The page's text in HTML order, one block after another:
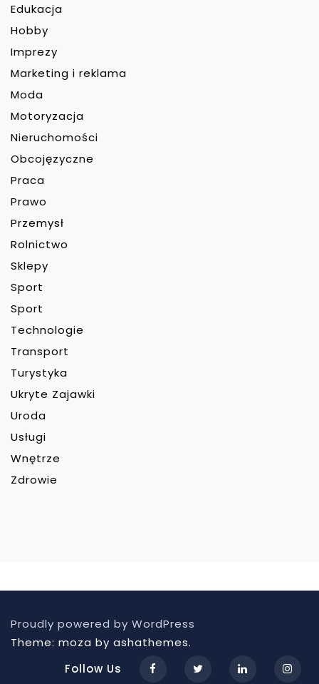
Edukacja
Hobby
Imprezy
Marketing i reklama
Moda
Motoryzacja
Nieruchomości
Obcojęzyczne
Praca
Prawo
Przemysł
Rolnictwo
Sklepy
Sport
Sport
Technologie
Transport
Turystyka
Ukryte Zajawki
Uroda
Usługi
Wnętrze
Zdrowie
Proudly powered by WordPress
Theme: moza by ashathemes.
Follow Us